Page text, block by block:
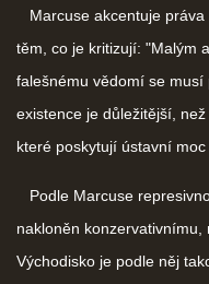
Marcuse akcentuje práva
těm, co je kritizují: "Malým
falešnému vědomí se
existence je důležitější,
které poskytují ústavní
Podle Marcuse
nakloněn konzervativnímu,
Východisko je podle něj